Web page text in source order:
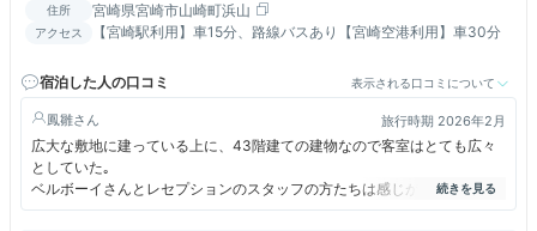
住所 宮崎県宮崎市山崎町浜山
アクセス 【宮崎駅利用】車15分、路線バスあり【宮崎空港利用】車30分
宿泊した人の口コミ 表示される口コミについて
鳳雛 旅行時期 2026年2月
広大な敷地に建っている上に、43階建ての建物なので客室はとても広々
としていた｡
ベルボーイさんとレセプションのスタッフの方たちは感じが良く親切だっ
た｡